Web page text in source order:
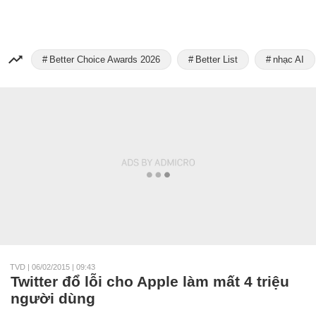
Better Choice Awards 2026 Better List nhạc AI
TVD | 06/02/2015 | 09:43
Twitter đổ lỗi cho Apple làm mất 4 triệu
người dùng